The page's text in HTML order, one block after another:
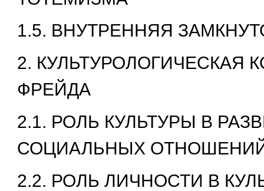
1.5. ВНУТРЕННЯЯ
2. КУЛЬТУРОЛОГИЧЕСКАЯ
ФРЕЙДА
2.1. РОЛЬ КУЛЬТУРЫ В
СОЦИАЛЬНЫХ
2.2. РОЛЬ ЛИЧНОСТИ В